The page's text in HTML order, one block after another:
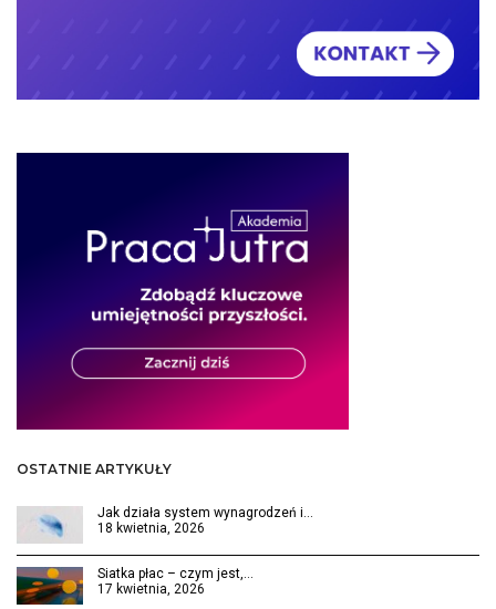
OSTATNIE ARTYKUŁY
Jak działa system wynagrodzeń i…
18 kwietnia, 2026
Siatka płac – czym jest,…
17 kwietnia, 2026